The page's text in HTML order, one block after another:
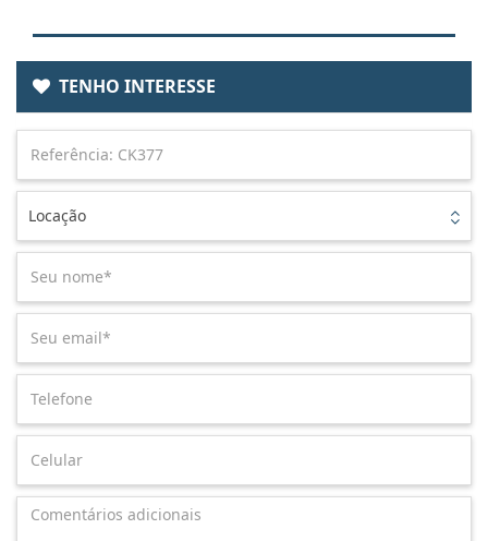
TENHO INTERESSE
Locação